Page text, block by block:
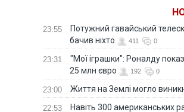
23:55
Потужний гавайський
бачив ніхто
411 0
23:31
"Мої іграшки": Роналду
25 млн євро
192 0
23:00 Життя на Землі могло
22:53
Навіть 300 американських